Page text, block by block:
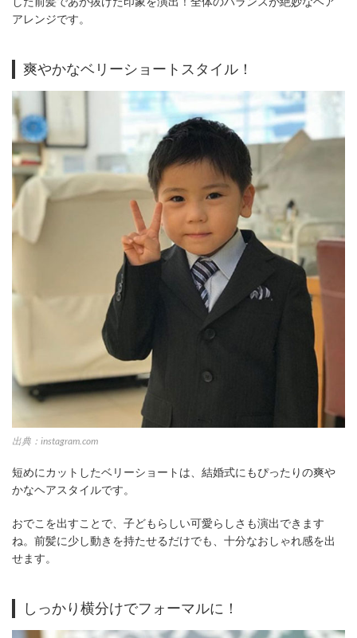
アレンジです。
爽やかなベリーショートスタイル！
出典：instagram.com
短めにカットしたベリーショートは、結婚式にもぴったりの爽や
かなヘアスタイルです。
おでこを出すことで、子どもらしい可愛らしさも演出できます
ね。前髪に少し動きを持たせるだけでも、十分なおしゃれ感を出
せます。
しっかり横分けでフォーマルに！